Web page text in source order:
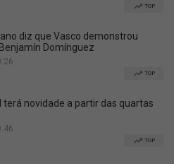
TOP
diz que Vasco demonstrou
Domínguez
TOP
terá novidade a partir das quartas
TOP